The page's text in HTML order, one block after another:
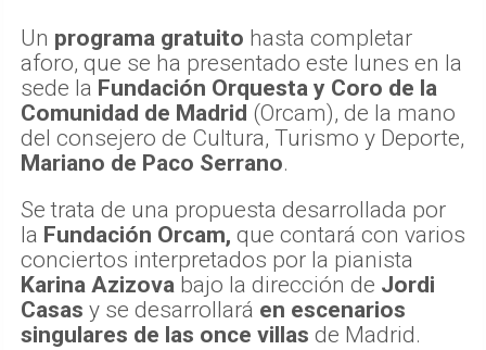
Un programa gratuito hasta completar
aforo, que se ha presentado este lunes en la
sede la Fundación Orquesta y Coro de la
Comunidad de Madrid (Orcam), de la mano
del consejero de Cultura, Turismo y Deporte,
Mariano de Paco Serrano.
Se trata de una propuesta desarrollada por
la Fundación Orcam, que contará con varios
conciertos interpretados por la pianista
Karina Azizova bajo la dirección de Jordi
Casas y se desarrollará en escenarios
singulares de las once villas de Madrid.